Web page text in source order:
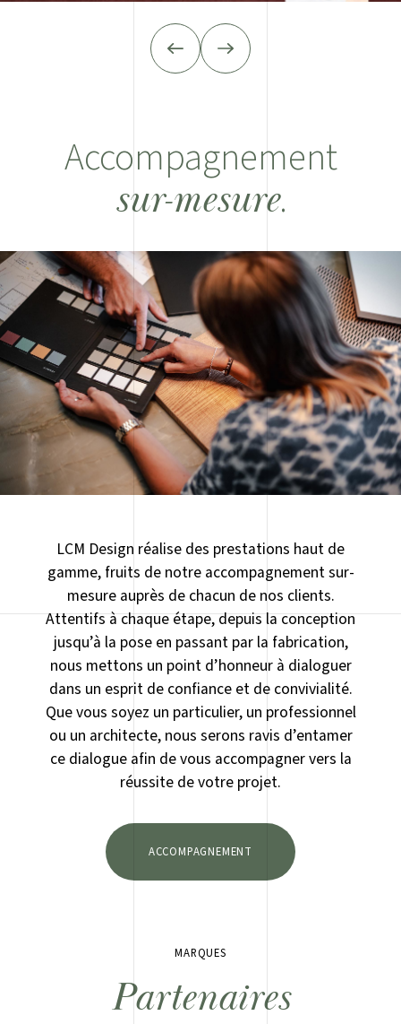
Accompagnement
sur-mesure.
LCM Design réalise des prestations haut de
gamme, fruits de notre accompagnement sur-
mesure auprès de chacun de nos clients.
Attentifs à chaque étape, depuis la conception
jusqu’à la pose en passant par la fabrication,
nous mettons un point d’honneur à dialoguer
dans un esprit de confiance et de convivialité.
Que vous soyez un particulier, un professionnel
ou un architecte, nous serons ravis d’entamer
ce dialogue afin de vous accompagner vers la
réussite de votre projet.
ACCOMPAGNEMENT
MARQUES
Partenaires